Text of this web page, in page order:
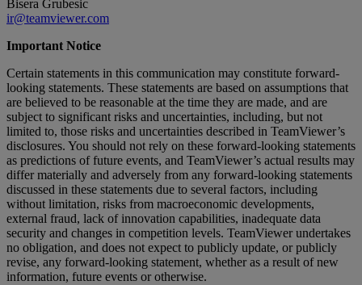
Bisera Grubesic
ir@teamviewer.com
Important Notice
Certain statements in this communication may constitute forward-
looking statements. These statements are based on assumptions that
are believed to be reasonable at the time they are made, and are
subject to significant risks and uncertainties, including, but not
limited to, those risks and uncertainties described in TeamViewer’s
disclosures. You should not rely on these forward-looking statements
as predictions of future events, and TeamViewer’s actual results may
differ materially and adversely from any forward-looking statements
discussed in these statements due to several factors, including
without limitation, risks from macroeconomic developments,
external fraud, lack of innovation capabilities, inadequate data
security and changes in competition levels. TeamViewer undertakes
no obligation, and does not expect to publicly update, or publicly
revise, any forward-looking statement, whether as a result of new
information, future events or otherwise.